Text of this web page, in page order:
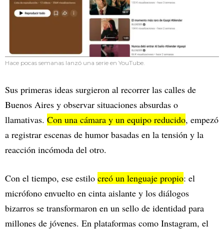
Hace pocas semanas lanzó una serie en YouTube.
Sus primeras ideas surgieron al recorrer las calles de
Buenos Aires y observar situaciones absurdas o
llamativas. Con una cámara y un equipo reducido, empezó
a registrar escenas de humor basadas en la tensión y la
reacción incómoda del otro.
Con el tiempo, ese estilo creó un lenguaje propio: el
micrófono envuelto en cinta aislante y los diálogos
bizarros se transformaron en un sello de identidad para
millones de jóvenes. En plataformas como Instagram, el